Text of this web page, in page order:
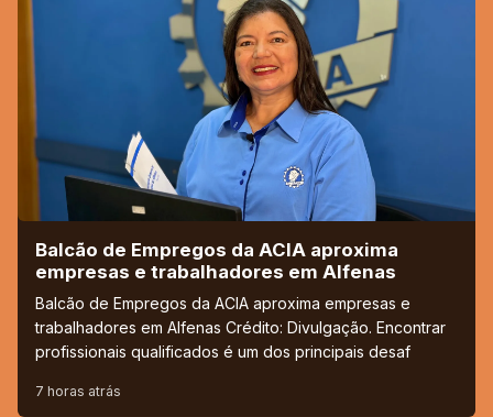
Balcão de Empregos da ACIA aproxima
empresas e trabalhadores em Alfenas
Balcão de Empregos da ACIA aproxima empresas e
trabalhadores em Alfenas Crédito: Divulgação. Encontrar
profissionais qualificados é um dos principais desaf
7 horas atrás